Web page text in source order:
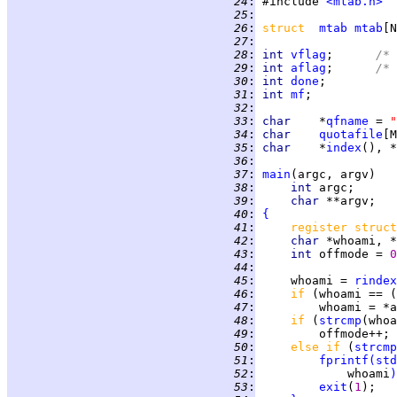
  25
:
  26
: struct mtab mtab
  27
:
  28
: int vflag ;
/*
  29
: int aflag ;
/*
  30
: int done
  31
: int mf
  32
:
  33
: char *qfname =
  34
: char quotafile
  35
: char *index (), *
  36
:
  37
: main
  38
: int
  39
: char
  40
:
{
  41
:
register
  42
: char *whoami, *
  43
: int offmode = 0
  44
:
  45
:
     whoami =
rindex
  46
: if
(whoami == (
  47
:
  48
: if ( strcmp
  49
:
  50
: else if ( strcmp
  51
: fprintf (
  52
:
             whoami
)
  53
: exit ( 1